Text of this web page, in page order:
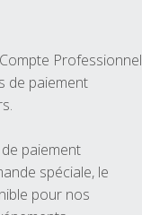
Professionnel
de paiement
paiement
spéciale, le
pour nos